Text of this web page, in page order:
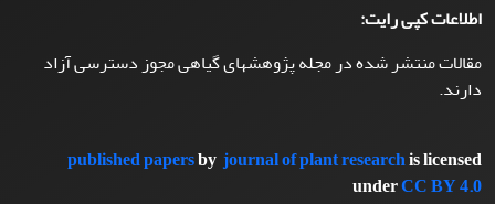
اطلاعات کپی رایت:
مقالات منتشر شده در مجله پژوهشهای گیاهی مجوز دسترسی آزاد
دارند.
published papersbyjournal of plant researchis licensed
underCC BY 4.0